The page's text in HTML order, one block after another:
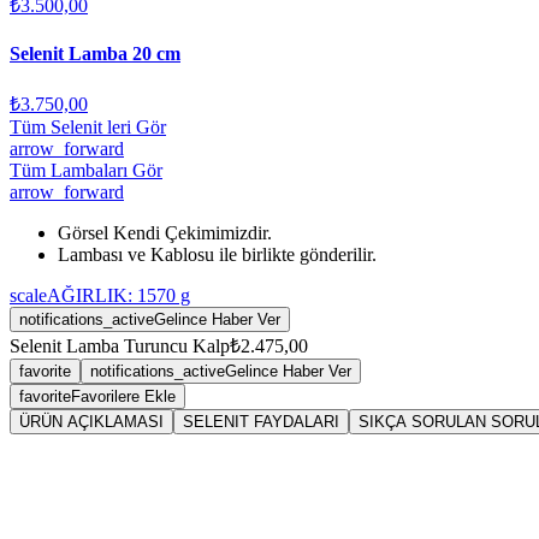
₺3.500,00
Selenit Lamba 20 cm
₺3.750,00
Tüm Selenit leri Gör
arrow_forward
Tüm Lambaları Gör
arrow_forward
Görsel Kendi Çekimimizdir.
Lambası ve Kablosu ile birlikte gönderilir.
scaleAĞIRLIK: 1570 g
notifications_activeGelince Haber Ver
Selenit Lamba Turuncu Kalp₺2.475,00
favorite notifications_activeGelince Haber Ver
favoriteFavorilere Ekle
ÜRÜN AÇIKLAMASI
SELENIT FAYDALARI SIKÇA SORULAN